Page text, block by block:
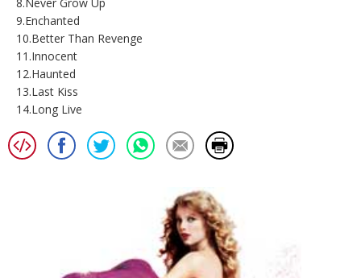
9.Enchanted
10.Better Than Revenge
11.Innocent
12.Haunted
13.Last Kiss
14.Long Live